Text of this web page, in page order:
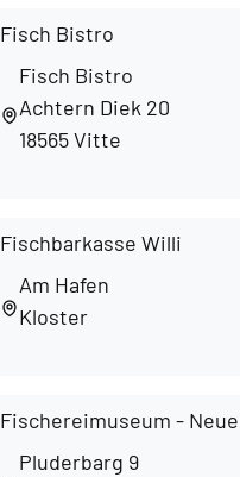
Fisch Bistro
Fisch Bistro
Achtern Diek 20
18565 Vitte
Fischbarkasse Willi
Am Hafen
Kloster
Fischereimuseum -
Pluderbarg 9